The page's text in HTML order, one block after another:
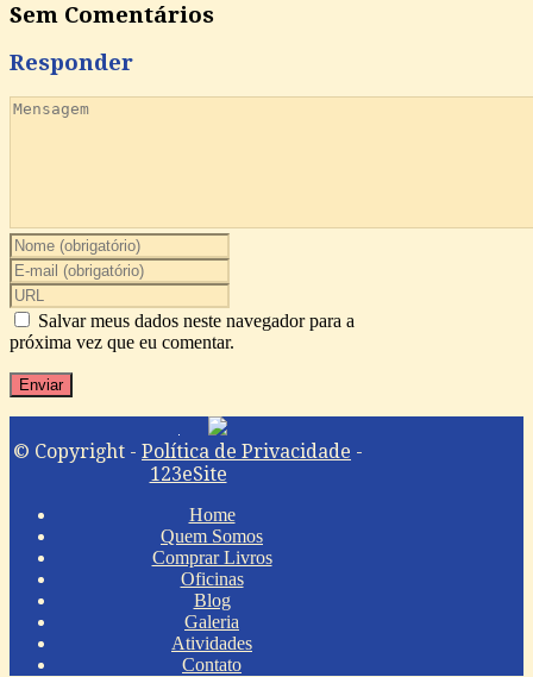
Sem Comentários
Responder
Salvar meus dados neste navegador para a
próxima vez que eu comentar.
© Copyright - Política de Privacidade -
123eSite
Home
Quem Somos
Comprar Livros
Oficinas
Blog
Galeria
Atividades
Contato